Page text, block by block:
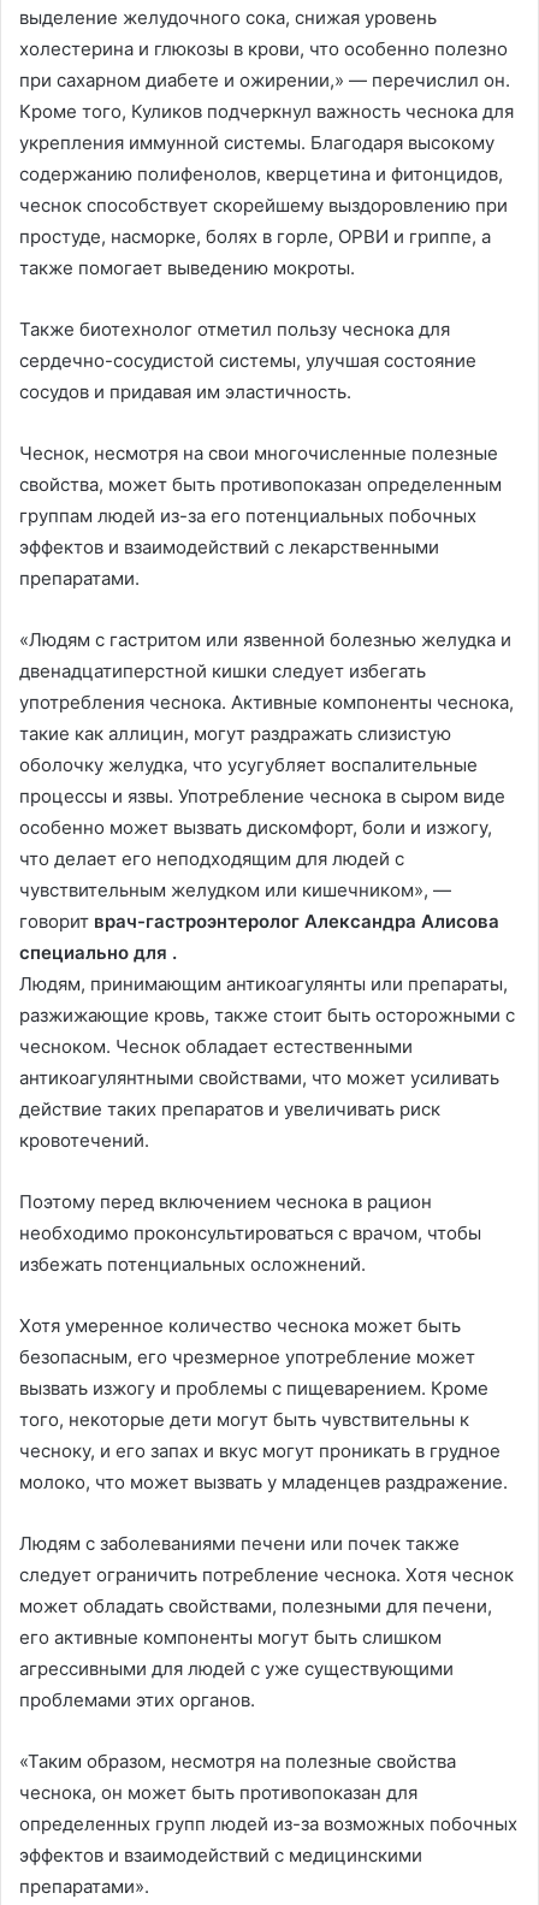
выделение желудочного сока, снижая уровень
холестерина и глюкозы в крови, что особенно полезно
при сахарном диабете и ожирении,» — перечислил он.
Кроме того, Куликов подчеркнул важность чеснока для
укрепления иммунной системы. Благодаря высокому
содержанию полифенолов, кверцетина и фитонцидов,
чеснок способствует скорейшему выздоровлению при
простуде, насморке, болях в горле, ОРВИ и гриппе, а
также помогает выведению мокроты.
Также биотехнолог отметил пользу чеснока для
сердечно-сосудистой системы, улучшая состояние
сосудов и придавая им эластичность.
Чеснок, несмотря на свои многочисленные полезные
свойства, может быть противопоказан определенным
группам людей из-за его потенциальных побочных
эффектов и взаимодействий с лекарственными
препаратами.
«Людям с гастритом или язвенной болезнью желудка и
двенадцатиперстной кишки следует избегать
употребления чеснока. Активные компоненты чеснока,
такие как аллицин, могут раздражать слизистую
оболочку желудка, что усугубляет воспалительные
процессы и язвы. Употребление чеснока в сыром виде
особенно может вызвать дискомфорт, боли и изжогу,
что делает его неподходящим для людей с
чувствительным желудком или кишечником», —
говорит врач-гастроэнтеролог Александра Алисова
специально для .
Людям, принимающим антикоагулянты или препараты,
разжижающие кровь, также стоит быть осторожными с
чесноком. Чеснок обладает естественными
антикоагулянтными свойствами, что может усиливать
действие таких препаратов и увеличивать риск
кровотечений.
Поэтому перед включением чеснока в рацион
необходимо проконсультироваться с врачом, чтобы
избежать потенциальных осложнений.
Хотя умеренное количество чеснока может быть
безопасным, его чрезмерное употребление может
вызвать изжогу и проблемы с пищеварением. Кроме
того, некоторые дети могут быть чувствительны к
чесноку, и его запах и вкус могут проникать в грудное
молоко, что может вызвать у младенцев раздражение.
Людям с заболеваниями печени или почек также
следует ограничить потребление чеснока. Хотя чеснок
может обладать свойствами, полезными для печени,
его активные компоненты могут быть слишком
агрессивными для людей с уже существующими
проблемами этих органов.
«Таким образом, несмотря на полезные свойства
чеснока, он может быть противопоказан для
определенных групп людей из-за возможных побочных
эффектов и взаимодействий с медицинскими
препаратами».